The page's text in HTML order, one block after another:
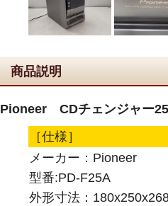
商品説明
Pioneer CDチェンジャー
［仕様］
メーカー：Pioneer
型番:PD-F25A
外形寸法：